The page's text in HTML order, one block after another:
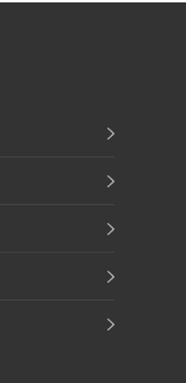
혁신 본격화